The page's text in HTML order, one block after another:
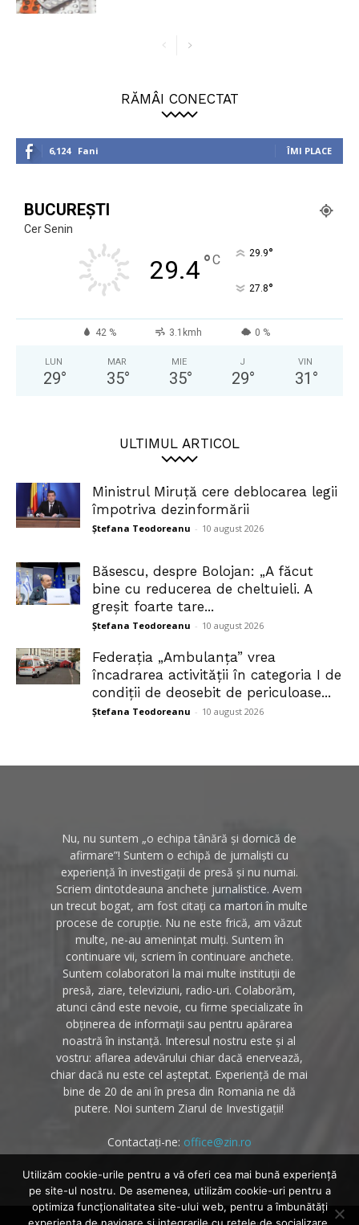
RĂMÂI CONECTAT
6,124 Fani ÎMI PLACE
BUCUREȘTI
Cer Senin
29.4°C 29.9°
27.8°
42 % 3.1kmh 0 %
LUN
29°
MAR
35°
MIE
35°
J
29°
VIN
31 °
ULTIMUL ARTICOL
Ministrul Miruță cere deblocarea legii
împotriva dezinformării
Ștefana Teodoreanu - 10 august 2026
Băsescu, despre Bolojan: „A făcut
bine cu reducerea de cheltuieli. A
greșit foarte tare...
Ștefana Teodoreanu - 10 august 2026
Federația „Ambulanța” vrea
încadrarea activității în categoria I de
condiții de deosebit de periculoase...
Ștefana Teodoreanu - 10 august 2026
Nu, nu suntem „o echipa tânără și dornică de
afirmare”! Suntem o echipă de jurnaliști cu
experiență în investigații de presă și nu numai.
Scriem dintotdeauna anchete jurnalistice. Avem
un trecut bogat, am fost citați ca martori în multe
procese de corupție. Nu ne este frică, am văzut
multe, ne-au amenințat mulți. Suntem în
continuare vii, scriem în continuare anchete.
Suntem colaboratori la mai multe instituții de
presă, ziare, televiziuni, radio-uri. Colaborăm,
atunci când este nevoie, cu firme specializate în
obținerea de informații sau pentru apărarea
noastră în instanță. Interesul nostru este și al
vostru: aflarea adevărului chiar dacă enervează,
chiar dacă nu este cel așteptat. Experiență de mai
bine de 20 de ani în presa din Romania ne dă
putere. Noi suntem Ziarul de Investigații!
Contactați-ne: office@zin.ro
Utilizăm cookie-urile pentru a vă oferi cea mai bună experiență
pe site-ul nostru. De asemenea, utilizăm cookie-uri pentru a
optimiza funcţionalitatea site-ului web, pentru a îmbunătăţi